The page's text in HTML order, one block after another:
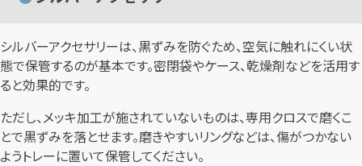
シルバーアクセサリーは、黒ずみを防ぐため、空気に触れにくい状
態で保管するのが基本です。密閉袋やケース、乾燥剤などを活用す
ると効果的です。
ただし、メッキ加工が施されていないものは、専用クロスで磨くこ
とで黒ずみを落とせます。磨きやすいリングなどは、傷がつかない
ようトレーに置いて保管してください。